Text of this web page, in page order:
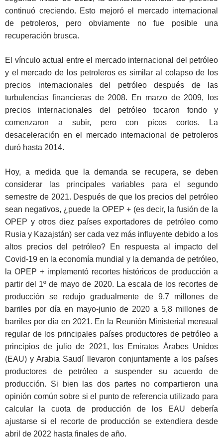
continuó creciendo. Esto mejoró el mercado internacional
de petroleros, pero obviamente no fue posible una
recuperación brusca.
El vínculo actual entre el mercado internacional del petróleo
y el mercado de los petroleros es similar al colapso de los
precios internacionales del petróleo después de las
turbulencias financieras de 2008. En marzo de 2009, los
precios internacionales del petróleo tocaron fondo y
comenzaron a subir, pero con picos cortos. La
desaceleración en el mercado internacional de petroleros
duró hasta 2014.
Hoy, a medida que la demanda se recupera, se deben
considerar las principales variables para el segundo
semestre de 2021. Después de que los precios del petróleo
sean negativos, ¿puede la OPEP + (es decir, la fusión de la
OPEP y otros diez países exportadores de petróleo como
Rusia y Kazajstán) ser cada vez más influyente debido a los
altos precios del petróleo? En respuesta al impacto del
Covid-19 en la economía mundial y la demanda de petróleo,
la OPEP + implementó recortes históricos de producción a
partir del 1º de mayo de 2020. La escala de los recortes de
producción se redujo gradualmente de 9,7 millones de
barriles por día en mayo-junio de 2020 a 5,8 millones de
barriles por día en 2021. En la Reunión Ministerial mensual
regular de los principales países productores de petróleo a
principios de julio de 2021, los Emiratos Árabes Unidos
(EAU) y Arabia Saudí llevaron conjuntamente a los países
productores de petróleo a suspender su acuerdo de
producción. Si bien las dos partes no compartieron una
opinión común sobre si el punto de referencia utilizado para
calcular la cuota de producción de los EAU debería
ajustarse si el recorte de producción se extendiera desde
abril de 2022 hasta finales de año.